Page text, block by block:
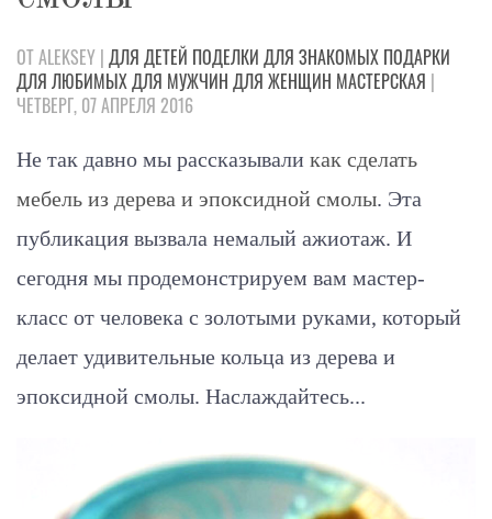
ОТ ALEKSEY | ДЛЯ ДЕТЕЙ ПОДЕЛКИ ДЛЯ ЗНАКОМЫХ ПОДАРКИ
ДЛЯ ЛЮБИМЫХДЛЯ МУЖЧИН ДЛЯ ЖЕНЩИН МАСТЕРСКАЯ |
ЧЕТВЕРГ, 07 АПРЕЛЯ 2016
Не так давно мы рассказывали как сделать
мебель из дерева и эпоксидной смолы. Эта
публикация вызвала немалый ажиотаж. И
сегодня мы продемонстрируем вам мастер-
класс от человека с золотыми руками, который
делает удивительные кольца из дерева и
эпоксидной смолы. Наслаждайтесь...